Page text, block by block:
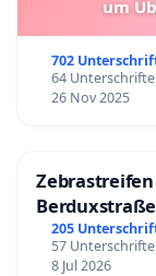
um
702
64
26 Nov 2025
205
57
8 Jul 2026